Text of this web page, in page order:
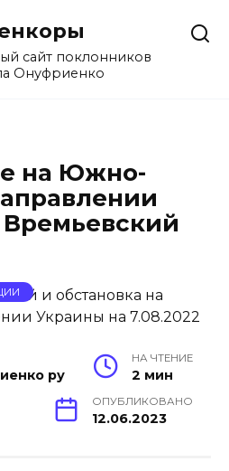
сайт поклонников
Онуфриенко
на Южно-
Времьевский
ру
НА ЧТЕНИЕ
2 мин
ОПУБЛИКОВАНО
12.06.2023